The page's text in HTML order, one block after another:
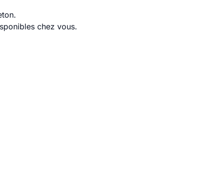
chez vous.